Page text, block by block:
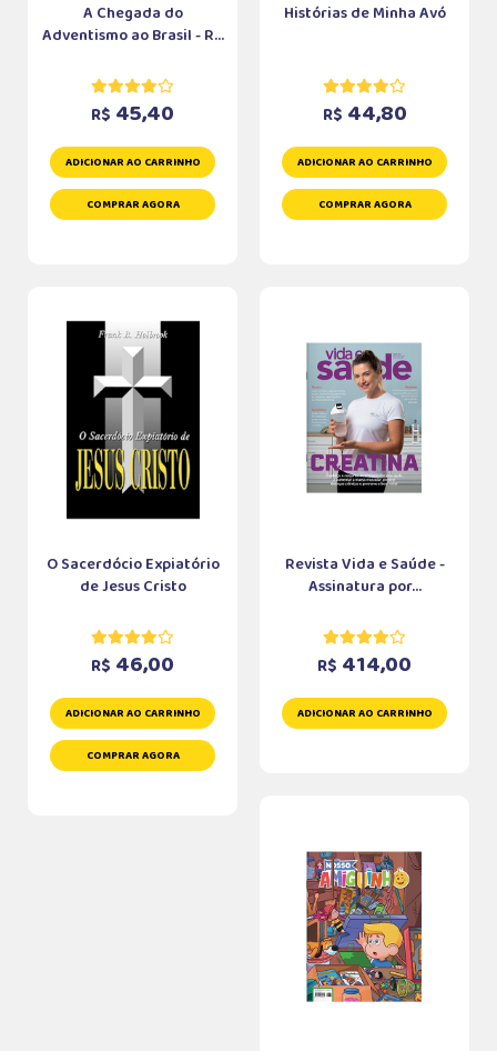
A Chegada do
Adventismo ao Brasil - R...
R$ 45,40
ADICIONAR AO CARRINHO
COMPRAR AGORA
Histórias de Minha Avó
R$ 44,80
ADICIONAR AO CARRINHO
COMPRAR AGORA
O Sacerdócio Expiatório
de Jesus Cristo
R$ 46,00
ADICIONAR AO CARRINHO
COMPRAR AGORA
Revista Vida e Saúde -
Assinatura por...
R$ 414,00
ADICIONAR AO CARRINHO